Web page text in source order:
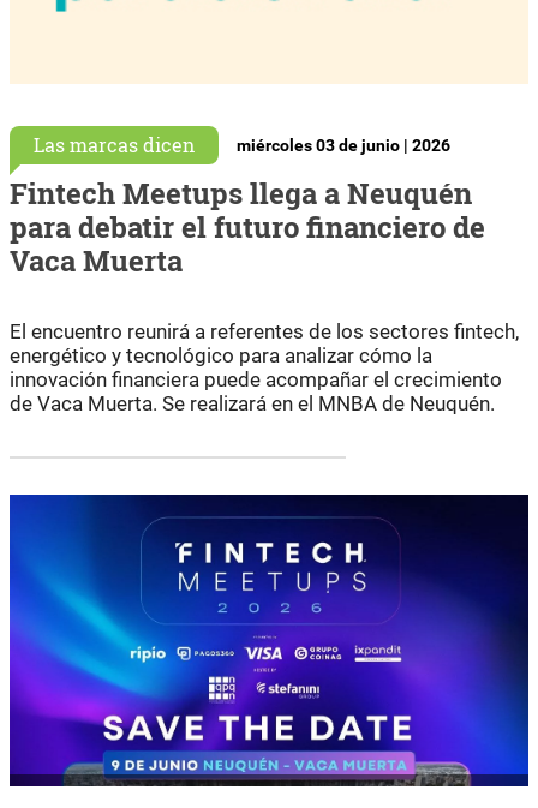
Las marcas dicen miércoles 03 de junio | 2026
Fintech Meetups llega a Neuquén
para debatir el futuro financiero de
Vaca Muerta
El encuentro reunirá a referentes de los sectores fintech,
energético y tecnológico para analizar cómo la
innovación financiera puede acompañar el crecimiento
de Vaca Muerta. Se realizará en el MNBA de Neuquén.